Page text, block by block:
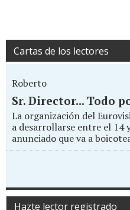
Cartas de los lectores
Roberto
Sr. Director... Todo
La organización del
a desarrollarse entre el 14
anunciado que va a
Hazte lector registrado